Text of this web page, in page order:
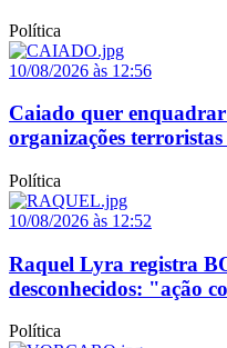
Política
10/08/2026 às 12:56
Caiado quer enquadrar
organizações terroristas
Política
10/08/2026 às 12:52
Raquel Lyra registra
desconhecidos: "ação
Política